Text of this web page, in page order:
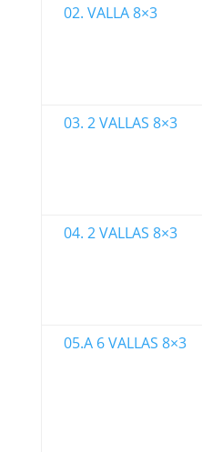
02. VALLA 8×3
03. 2 VALLAS 8×3
04. 2 VALLAS 8×3
05.A 6 VALLAS 8×3